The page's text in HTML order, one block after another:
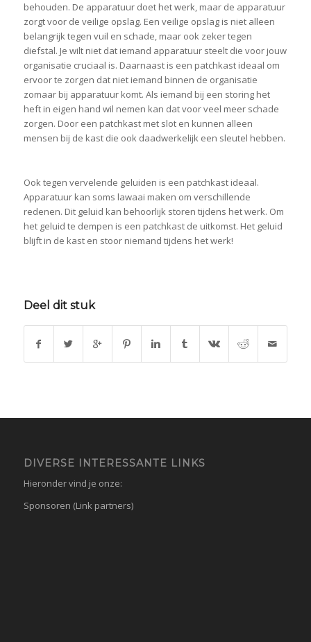
behouden. De apparatuur doet het werk, maar de apparatuur
zorgt voor de veilige opslag. Een veilige opslag is niet alleen
belangrijk tegen vuil en schade, maar ook zeker tegen
diefstal. Je wilt niet dat iemand apparatuur steelt die voor jouw
organisatie cruciaal is. Daarnaast is een patchkast ideaal om
ervoor te zorgen dat niet iemand binnen de organisatie
zomaar bij apparatuur komt. Als iemand bij een storing het
heft in eigen hand wil nemen kan dat voor veel meer schade
zorgen. Door een patchkast met slot en kunnen alleen
mensen bij de kast die ook daadwerkelijk een sleutel hebben.
Ook tegen vervelende geluiden is een patchkast ideaal.
Apparatuur kan soms lawaai maken om verschillende
redenen. Dit geluid kan behoorlijk storen tijdens het werk. Om
het geluid te dempen is een patchkast de uitkomst. Het geluid
blijft in de kast en stoor niemand tijdens het werk!
Deel dit stuk
DIVERSE INTERESSANTE LINKS
Hieronder vind je onze:
Sponsoren (Link partners)